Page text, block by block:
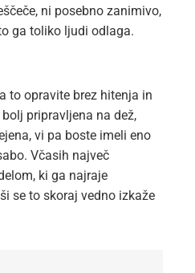
ni posebno zanimivo,
ga toliko ljudi odlaga.
to opravite brez hitenja in
pripravljena na dež,
vi pa boste imeli eno
Včasih največ
ki ga najraje
se to skoraj vedno izkaže